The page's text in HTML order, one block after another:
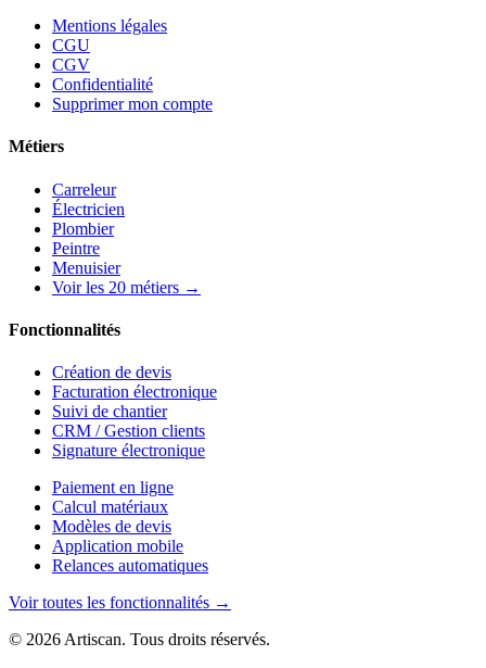
Mentions légales
CGU
CGV
Confidentialité
Supprimer mon compte
Métiers
Carreleur
Électricien
Plombier
Peintre
Menuisier
Voir les 20 métiers →
Fonctionnalités
Création de devis
Facturation électronique
Suivi de chantier
CRM / Gestion clients
Signature électronique
Paiement en ligne
Calcul matériaux
Modèles de devis
Application mobile
Relances automatiques
Voir toutes les fonctionnalités →
© 2026 Artiscan. Tous droits réservés.